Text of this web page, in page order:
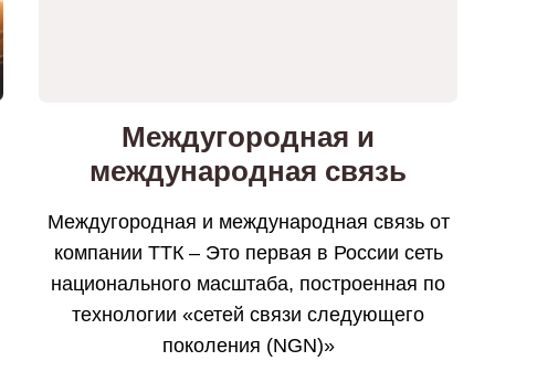
Междугородная и
международная связь
Междугородная и международная связь от
компании ТТК – Это первая в России сеть
национального масштаба, построенная по
технологии «сетей связи следующего
поколения (NGN)»